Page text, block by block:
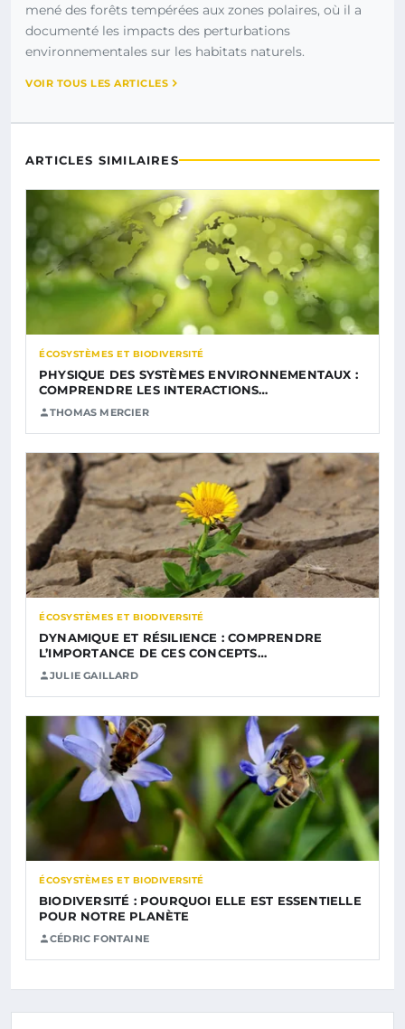
mené des forêts tempérées aux zones polaires, où il a
documenté les impacts des perturbations
environnementales sur les habitats naturels.
VOIR TOUS LES ARTICLES
ARTICLES SIMILAIRES
ÉCOSYSTÈMES ET BIODIVERSITÉ
PHYSIQUE DES SYSTÈMES ENVIRONNEMENTAUX :
COMPRENDRE LES INTERACTIONS…
THOMAS MERCIER
ÉCOSYSTÈMES ET BIODIVERSITÉ
DYNAMIQUE ET RÉSILIENCE : COMPRENDRE
L’IMPORTANCE DE CES CONCEPTS…
JULIE GAILLARD
ÉCOSYSTÈMES ET BIODIVERSITÉ
BIODIVERSITÉ : POURQUOI ELLE EST ESSENTIELLE
POUR NOTRE PLANÈTE
CÉDRIC FONTAINE